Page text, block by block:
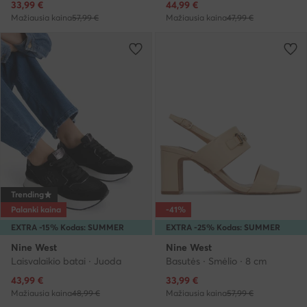
Dabartinė kaina
33,99 €
Mažiausia kaina57,99 €
Dabartinė kaina
44,99 €
Mažiausia kaina47,99 €
EXTRA -15% Kodas: SUMMER
Trending
Palanki kaina
Nine West
Laisvalaikio batai · Juoda
Dabartinė kaina
43,99 €
Mažiausia kaina48,99 €
EXTRA -25% Kodas: SUMMER
-41%
Nine West
Basutės · Smėlio · 8 cm
Dabartinė kaina
33,99 €
Mažiausia kaina57,99 €